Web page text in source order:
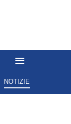
NOTIZIE